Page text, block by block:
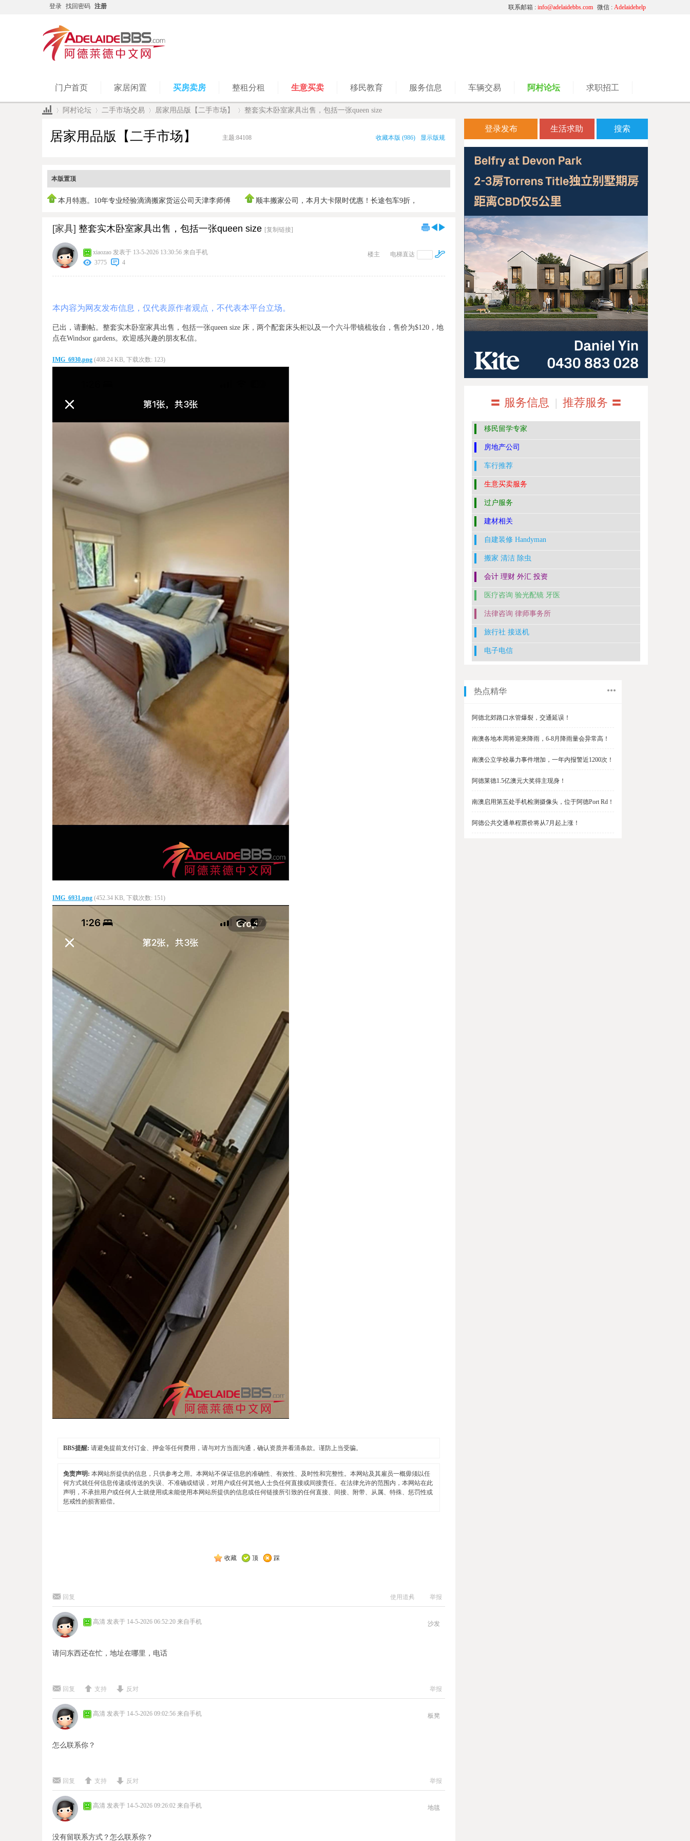
登录 找回密码 注册 微信 : Adelaidehelp
联系邮箱 : info@adelaidebbs.com
门户首页 家居闲置 买房卖房 整租分租 生意买卖 移民教育 服务信息 车辆交易 阿村论坛 求职招工
阿村论坛 二手市场交易 居家用品版【二手市场】 整套实木卧室家具出售，包括一张queen size
居家用品版【二手市场】 主题:84108 显示版规
收藏本版 (986)
本版置顶
本月特惠。10年专业经验滴滴搬家货运公司天津李师傅 顺丰搬家公司，本月大卡限时优惠！长途包车9折，
[家具] 整套实木卧室家具出售，包括一张queen size [复制链接]
电梯直达
楼主
xiaozao 发表于 13-5-2026 13:30:56 来自手机
3775
4
本内容为网友发布信息，仅代表原作者观点，不代表本平台立场。
已出，请删帖。整套实木卧室家具出售，包括一张queen size 床，两个配套床头柜以及一个六斗带镜梳妆台，售价为$120，地
点在Windsor gardens。欢迎感兴趣的朋友私信。
IMG_6930.png (408.24 KB, 下载次数: 123)
IMG_6931.png (452.34 KB, 下载次数: 151)
BBS提醒: 请避免提前支付订金、押金等任何费用，请与对方当面沟通，确认资质并看清条款。谨防上当受骗。
免责声明: 本网站所提供的信息，只供参考之用。本网站不保证信息的准确性、有效性、及时性和完整性。本网站及其雇员一概毋须以任
何方式就任何信息传递或传送的失误、不准确或错误，对用户或任何其他人士负任何直接或间接责任。在法律允许的范围内，本网站在此
声明，不承担用户或任何人士就使用或未能使用本网站所提供的信息或任何链接所引致的任何直接、间接、附带、从属、特殊、惩罚性或
惩戒性的损害赔偿。
收藏 顶 踩
回复 使用道具 举报
沙发
高清 发表于 14-5-2026 06:52:20 来自手机
请问东西还在忙，地址在哪里，电话
回复 支持 反对 举报
板凳
高清 发表于 14-5-2026 09:02:56 来自手机
怎么联系你？
回复 支持 反对 举报
地毯
高清 发表于 14-5-2026 09:26:02 来自手机
没有留联系方式？怎么联系你？
登录发布 生活求助 搜索
〓 服务信息 | 推荐服务 〓
移民留学专家
房地产公司
车行推荐
生意买卖服务
过户服务
建材相关
自建装修 Handyman
搬家 清洁 除虫
会计 理财 外汇 投资
医疗咨询 验光配镜 牙医
法律咨询 律师事务所
旅行社 接送机
电子电信
热点精华
阿德北郊路口水管爆裂，交通延误！
南澳各地本周将迎来降雨，6-8月降雨量会异常高！
南澳公立学校暴力事件增加，一年内报警近1200次！
阿德莱德1.5亿澳元大奖得主现身！
南澳启用第五处手机检测摄像头，位于阿德Port Rd！
阿德公共交通单程票价将从7月起上涨！